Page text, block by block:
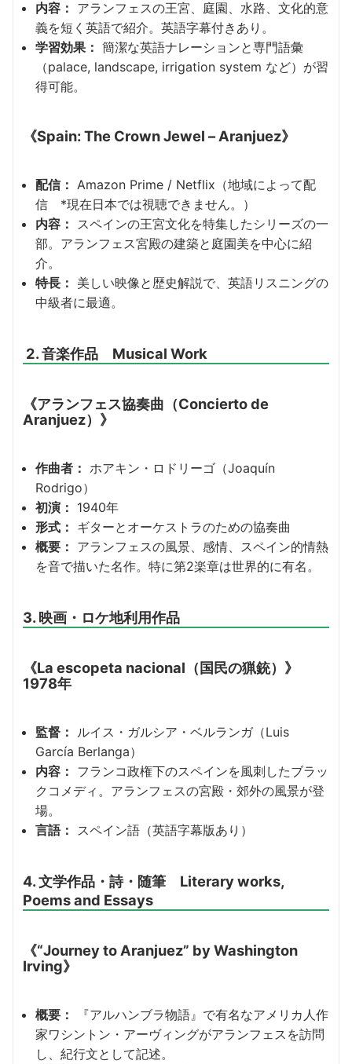
内容： アランフェスの王宮、庭園、水路、文化的意
義を短く英語で紹介。英語字幕付きあり。
学習効果： 簡潔な英語ナレーションと専門語彙
（palace, landscape, irrigation system など）が習
得可能。
《Spain: The Crown Jewel – Aranjuez》
配信： Amazon Prime / Netflix（地域によって配
信 *現在日本では視聴できません。）
内容：
スペインの王宮文化を特集したシリーズの一
部。アランフェス宮殿の建築と庭園美を中心に紹
介。
特長： 美しい映像と歴史解説で、英語リスニングの
中級者に最適。
2. 音楽作品 Musical Work
《アランフェス協奏曲（Concierto de
Aranjuez）》
作曲者： ホアキン・ロドリーゴ（Joaquín
Rodrigo）
初演： 1940年
形式： ギターとオーケストラのための協奏曲
概要： アランフェスの風景、感情、スペイン的情熱
を音で描いた名作。特に第2楽章は世界的に有名。
3. 映画・ロケ地利用作品
《La escopeta nacional（国民の猟銃）》
1978年
監督：
ルイス・ガルシア・ベルランガ（Luis
García Berlanga）
内容： フランコ政権下のスペインを風刺したブラッ
クコメディ。アランフェスの宮殿・郊外の風景が登
場。
言語：
スペイン語（英語字幕版あり）
4. 文学作品・詩・随筆 Literary works,
Poems and Essays
《“Journey to Aranjuez” by Washington
Irving》
概要：
『アルハンブラ物語』で有名なアメリカ人作
家ワシントン・アーヴィングがアランフェスを訪問
し、紀行文として記述。